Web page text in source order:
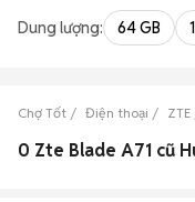
Dung lượng: 64 GB
Chợ Tốt Điện thoại ZTE
0 Zte Blade A71 cũ